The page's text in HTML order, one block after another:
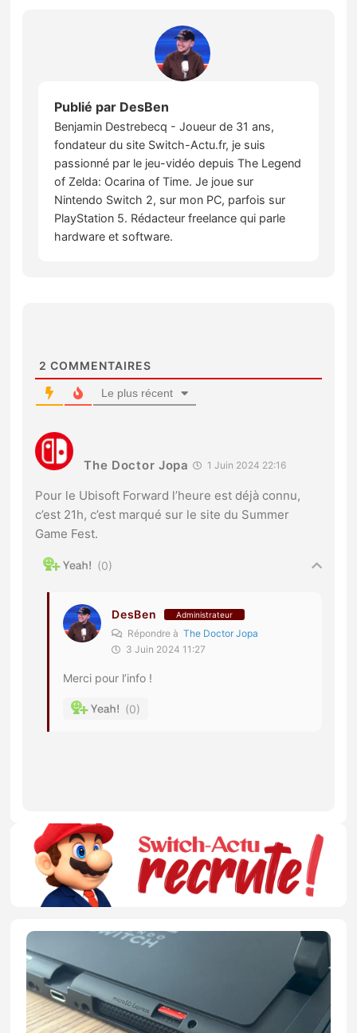
Publié par DesBen
Benjamin Destrebecq - Joueur de 31 ans,
fondateur du site Switch-Actu.fr, je suis
passionné par le jeu-vidéo depuis The Legend
of Zelda: Ocarina of Time. Je joue sur
Nintendo Switch 2, sur mon PC, parfois sur
PlayStation 5. Rédacteur freelance qui parle
hardware et software.
2 COMMENTAIRES
Le plus récent
The Doctor Jopa 1 Juin 2024 22:16
Pour le Ubisoft Forward l’heure est déjà connu,
c’est 21h, c’est marqué sur le site du Summer
Game Fest.
0
DesBen Administrateur
Répondre àThe Doctor Jopa
3 Juin 2024 11:27
Merci pour l’info !
0